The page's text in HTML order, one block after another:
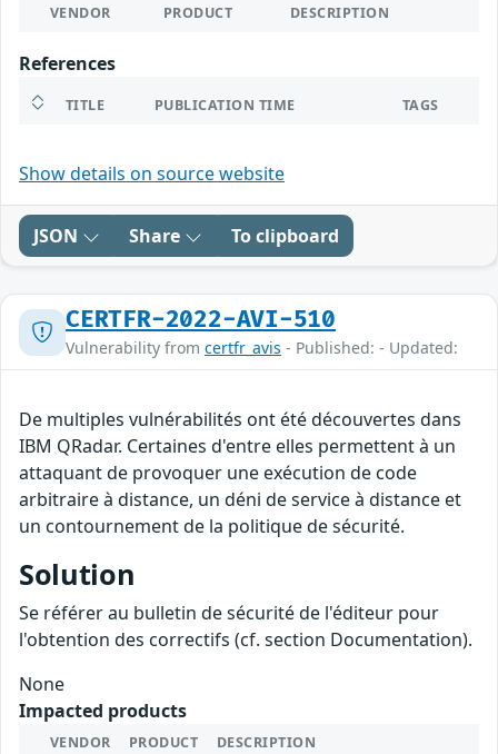
VENDOR PRODUCT DESCRIPTION
References
TITLE PUBLICATION TIME TAGS
Show details on source website
JSON Share To clipboard
CERTFR-2022-AVI-510
Vulnerability from certfr_avis - Published: - Updated:
De multiples vulnérabilités ont été découvertes dans
IBM QRadar. Certaines d'entre elles permettent à un
attaquant de provoquer une exécution de code
arbitraire à distance, un déni de service à distance et
un contournement de la politique de sécurité.
Solution
Se référer au bulletin de sécurité de l'éditeur pour
l'obtention des correctifs (cf. section Documentation).
None
Impacted products
VENDOR PRODUCT DESCRIPTION